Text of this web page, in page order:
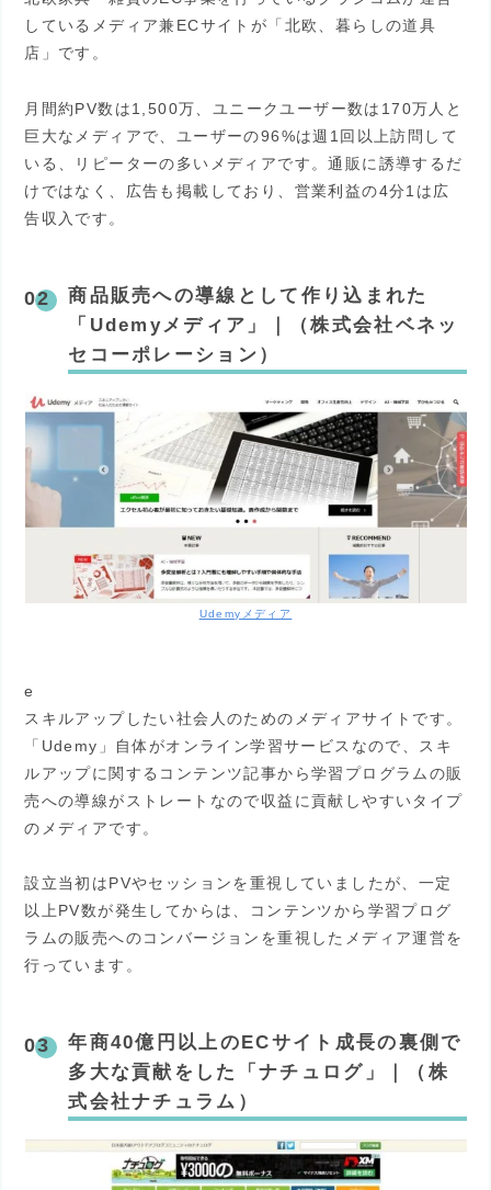
しているメディア兼ECサイトが「北欧、暮らしの道具
店」です。
月間約PV数は1,500万、ユニークユーザー数は170万人と
巨大なメディアで、ユーザーの96%は週1回以上訪問して
いる、リピーターの多いメディアです。通販に誘導するだ
けではなく、広告も掲載しており、営業利益の4分1は広
告収入です。
商品販売への導線として作り込まれた
「Udemyメディア」｜（株式会社ベネッ
セコーポレーション）
Udemyメディア
e
スキルアップしたい社会人のためのメディアサイトです。
「Udemy」自体がオンライン学習サービスなので、スキ
ルアップに関するコンテンツ記事から学習プログラムの販
売への導線がストレートなので収益に貢献しやすいタイプ
のメディアです。
設立当初はPVやセッションを重視していましたが、一定
以上PV数が発生してからは、コンテンツから学習プログ
ラムの販売へのコンバージョンを重視したメディア運営を
行っています。
年商40億円以上のECサイト成長の裏側で
多大な貢献をした「ナチュログ」｜（株
式会社ナチュラム）